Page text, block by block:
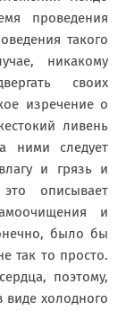
проведения
такого
никакому
своих
изречение о
ливень
ними следует
и грязь и
описывает
и
было бы
так то просто.
поэтому,
холодного